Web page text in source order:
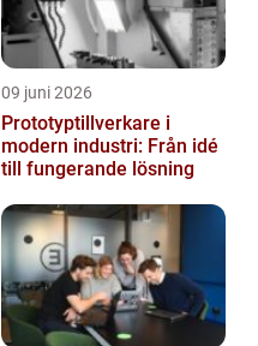
09 juni 2026
Prototyptillverkare i
modern industri: Från idé
till fungerande lösning